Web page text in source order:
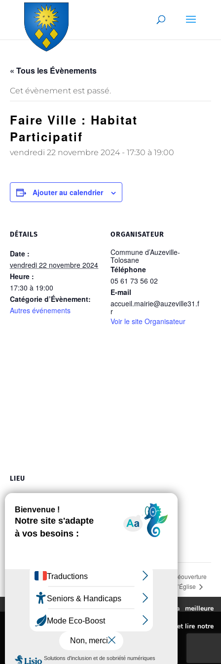
Skip to content
« Tous les Évènements
Cet évènement est passé.
Faire Ville : Habitat
Participatif
vendredi 22 novembre 2024 - 17:30 à 19:00
Ajouter au calendrier
DÉTAILS
Date :
vendredi 22 novembre 2024
Heure :
17:30 à 19:00
Catégorie d’Évènement:
Autres événements
ORGANISATEUR
Commune d’Auzeville-
Tolosane
Téléphone
05 61 73 56 02
E-mail
accueil.mairie@auzeville31.f
r
Voir le site Organisateur
LIEU
Mairie
8, allée de la Durante
Auzeville-Tolosane, 31320
+ Google Map
Téléphone
Conférence « Toulouse et la résistance aux oppressions
Réouverture
de l’Église
Mentions légales
Accessibilité : non conforme
Ce site utilise des cookies pour vous fournir la meilleure
expérience de navigation possible.
Pour connaitre les cookies utilisés ou les désactiver et lire notre
politique de confidentialité,
cliquez-ici
Accepter